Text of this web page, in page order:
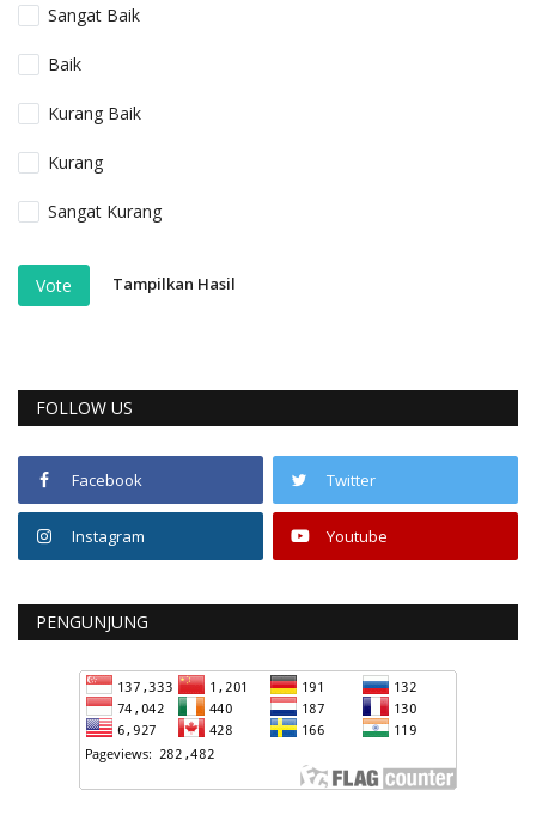
Sangat Baik
Baik
Kurang Baik
Kurang
Sangat Kurang
Vote Tampilkan Hasil
FOLLOW US
Facebook Twitter
Instagram Youtube
PENGUNJUNG